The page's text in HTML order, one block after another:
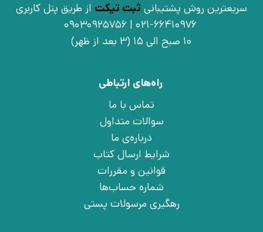
سریعترین روش پشتیبانی ثبت تیکت از طریق پنل کاربری
021-66410976 | 09030925756
10 صبح الی 15 (3 بعد از ظهر)
راه‌های ارتباطی
تماس با ما
سوالات متداول
درباره‌ی ما
شرایط ارسال کتاب
قوانین و مقررات
شماره حساب‌ها
رهگیری مرسولات پستی